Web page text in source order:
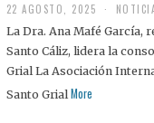
22 AGOSTO, 2025
2
A
G
O
S
La Dra. Ana Mafé García,
Santo Cáliz, lidera la
Grial La Asociación
Santo Grial More